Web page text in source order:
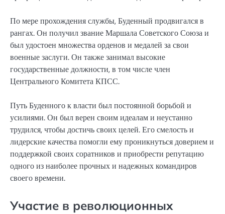
По мере прохождения службы, Буденный продвигался в
рангах. Он получил звание Маршала Советского Союза и
был удостоен множества орденов и медалей за свои
военные заслуги. Он также занимал высокие
государственные должности, в том числе член
Центрального Комитета КПСС.
Путь Буденного к власти был постоянной борьбой и
усилиями. Он был верен своим идеалам и неустанно
трудился, чтобы достичь своих целей. Его смелость и
лидерские качества помогли ему проникнуться доверием и
поддержкой своих соратников и приобрести репутацию
одного из наиболее прочных и надежных командиров
своего времени.
Участие в революционных